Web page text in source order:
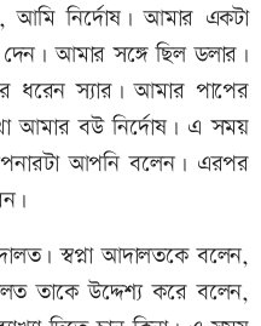
আমি নির্দোষ। আমার একটা
আমার সঙ্গে ছিল ডলার।
ধরেন স্যার। আমার পাপের
আমার বউ নির্দোষ। এ সময়
আপনি বলেন। এরপর
স্বপ্না আদালতকে বলেন,
তাকে উদ্দেশ্য করে বলেন,